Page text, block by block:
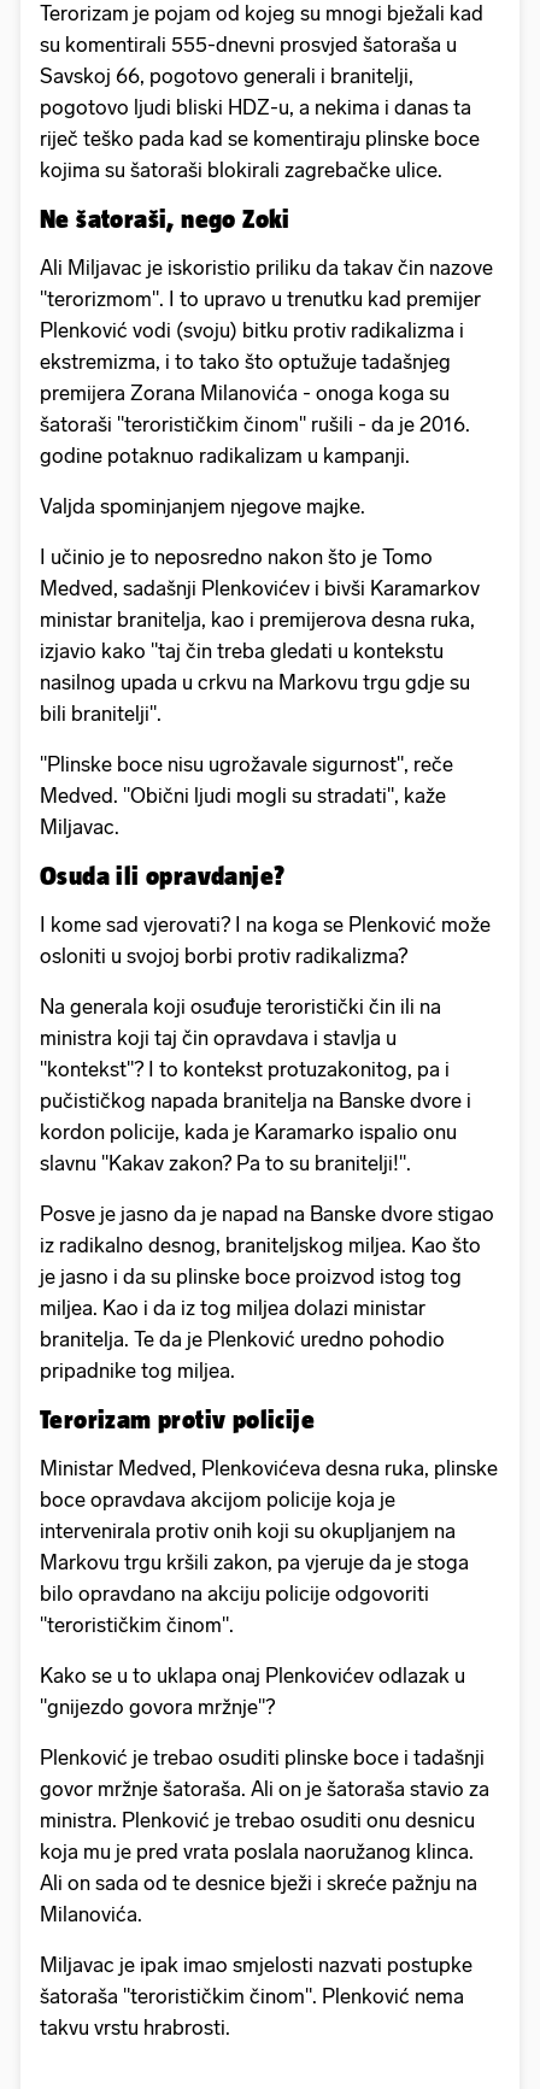
Terorizam je pojam od kojeg su mnogi bježali kad
su komentirali 555-dnevni prosvjed šatoraša u
Savskoj 66, pogotovo generali i branitelji,
pogotovo ljudi bliski HDZ-u, a nekima i danas ta
riječ teško pada kad se komentiraju plinske boce
kojima su šatoraši blokirali zagrebačke ulice.
Ne šatoraši, nego Zoki
Ali Miljavac je iskoristio priliku da takav čin nazove
"terorizmom". I to upravo u trenutku kad premijer
Plenković vodi (svoju) bitku protiv radikalizma i
ekstremizma, i to tako što optužuje tadašnjeg
premijera Zorana Milanovića - onoga koga su
šatoraši "terorističkim činom" rušili - da je 2016.
godine potaknuo radikalizam u kampanji.
Valjda spominjanjem njegove majke.
I učinio je to neposredno nakon što je Tomo
Medved, sadašnji Plenkovićev i bivši Karamarkov
ministar branitelja, kao i premijerova desna ruka,
izjavio kako "taj čin treba gledati u kontekstu
nasilnog upada u crkvu na Markovu trgu gdje su
bili branitelji".
"Plinske boce nisu ugrožavale sigurnost", reče
Medved. "Obični ljudi mogli su stradati", kaže
Miljavac.
Osuda ili opravdanje?
I kome sad vjerovati? I na koga se Plenković može
osloniti u svojoj borbi protiv radikalizma?
Na generala koji osuđuje teroristički čin ili na
ministra koji taj čin opravdava i stavlja u
"kontekst"? I to kontekst protuzakonitog, pa i
pučističkog napada branitelja na Banske dvore i
kordon policije, kada je Karamarko ispalio onu
slavnu "Kakav zakon? Pa to su branitelji!".
Posve je jasno da je napad na Banske dvore stigao
iz radikalno desnog, braniteljskog miljea. Kao što
je jasno i da su plinske boce proizvod istog tog
miljea. Kao i da iz tog miljea dolazi ministar
branitelja. Te da je Plenković uredno pohodio
pripadnike tog miljea.
Terorizam protiv policije
Ministar Medved, Plenkovićeva desna ruka, plinske
boce opravdava akcijom policije koja je
intervenirala protiv onih koji su okupljanjem na
Markovu trgu kršili zakon, pa vjeruje da je stoga
bilo opravdano na akciju policije odgovoriti
"terorističkim činom".
Kako se u to uklapa onaj Plenkovićev odlazak u
"gnijezdo govora mržnje"?
Plenković je trebao osuditi plinske boce i tadašnji
govor mržnje šatoraša. Ali on je šatoraša stavio za
ministra. Plenković je trebao osuditi onu desnicu
koja mu je pred vrata poslala naoružanog klinca.
Ali on sada od te desnice bježi i skreće pažnju na
Milanovića.
Miljavac je ipak imao smjelosti nazvati postupke
šatoraša "terorističkim činom". Plenković nema
takvu vrstu hrabrosti.